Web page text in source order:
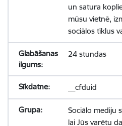
un satura
mūsu vietnē,
sociālos tīklus
24 stundas
__cfduid
Sociālo mediju
lai Jūs varētu